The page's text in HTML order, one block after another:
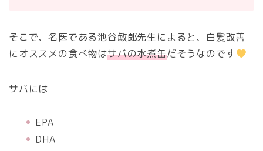
そこで、名医である池谷敏郎先生によると、白髪改善
にオススメの食べ物はサバの水煮缶だそうなのです
サバには
EPA
DHA